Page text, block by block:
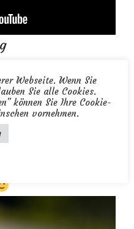
hat
großen
gut zu
schwarzes
Arm und
Webseite. Wenn Sie
Sie alle Cookies.
können Sie Ihre Cookie-
vornehmen.